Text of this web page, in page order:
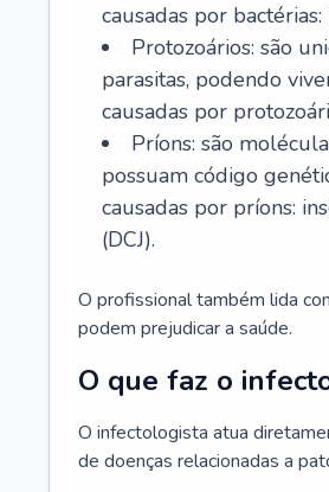
causadas por
Protozoários: são
parasitas, podendo
causadas por
Príons: são
possuam código
causadas por príons:
(DCJ).
O profissional também lida
podem prejudicar a saúde.
O que faz o
O infectologista atua
de doenças relacionadas a